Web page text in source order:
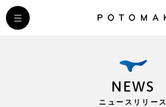
COMPANY
NEWS
ニュースリリース